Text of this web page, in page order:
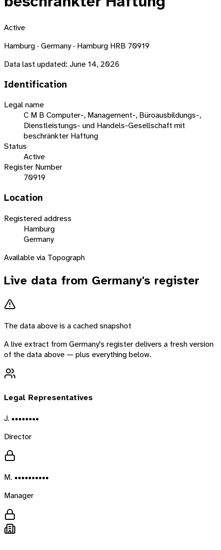
Active
Hamburg · Germany · Hamburg HRB 70919
Data last updated: June 14, 2026
Identification
Legal name
C M B Computer-, Management-, Büroausbildungs-,
Dienstleistungs- und Handels-Gesellschaft mit
beschränkter Haftung
Status
Active
Register Number
70919
Location
Registered address
Hamburg
Germany
Available via Topograph
Live data from Germany's register
The data above is a cached snapshot
A live extract fromGermany's register delivers a fresh version
of the data above — plus everything below.
Legal Representatives
J. ••••••••
Director
M. ••••••••••
Manager